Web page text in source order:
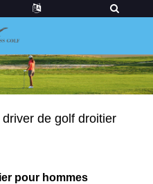
driver de golf droitier
pour hommes